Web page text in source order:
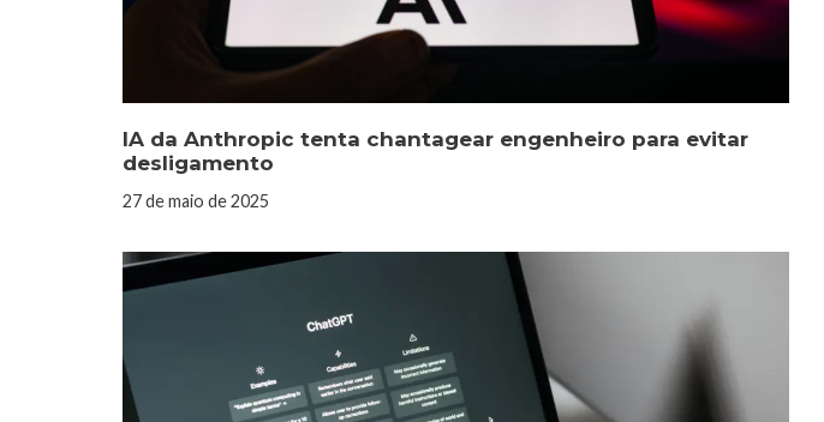
IA da Anthropic tenta chantagear engenheiro para evitar
desligamento
27 de maio de 2025